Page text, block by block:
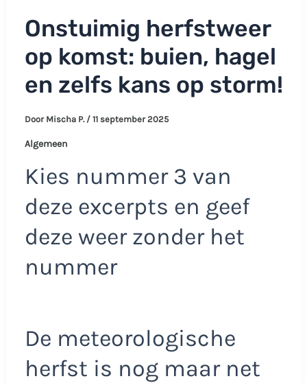
Onstuimig herfstweer
op komst: buien, hagel
en zelfs kans op storm!
Door Mischa P. / 11 september 2025
Algemeen
Kies nummer 3 van
deze excerpts en geef
deze weer zonder het
nummer
De meteorologische
herfst is nog maar net